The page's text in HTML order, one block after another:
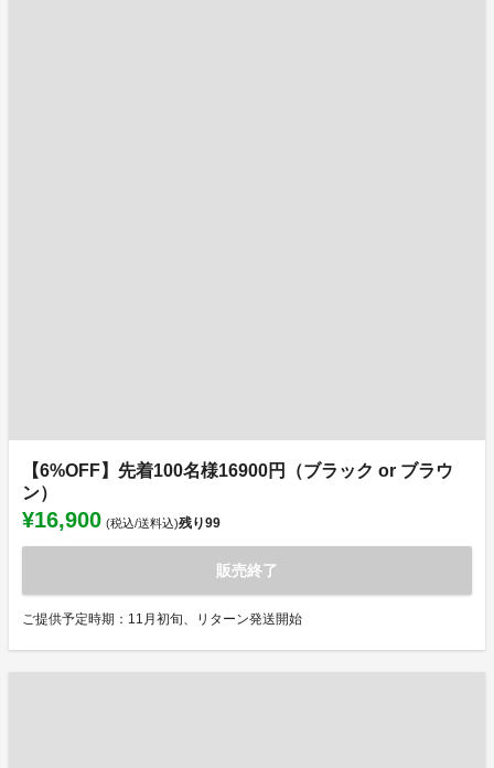
【6%OFF】先着100名様16900円（ブラック or ブラウ
ン）
¥16,900 (税込/送料込)残り99
販売終了
ご提供予定時期：11月初旬、リターン発送開始